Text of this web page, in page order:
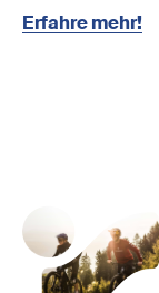
Erfahre mehr!